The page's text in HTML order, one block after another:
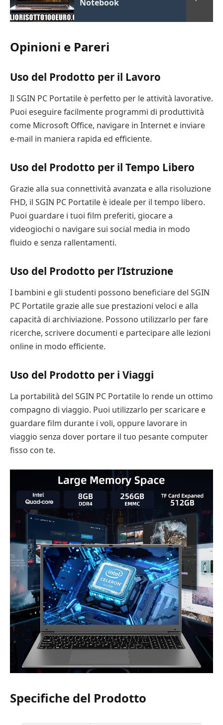
Notebook
Opinioni e Pareri
Uso del Prodotto per il Lavoro
Il SGIN PC Portatile è perfetto per le attività lavorative.
Puoi eseguire facilmente programmi di produttività
come Microsoft Office, navigare in Internet e inviare
e-mail in maniera rapida ed efficiente.
Uso del Prodotto per il Tempo Libero
Grazie alla sua connettività avanzata e alla risoluzione
FHD, il SGIN PC Portatile è ideale per il tempo libero.
Puoi guardare i tuoi film preferiti, giocare a
videogiochi o navigare sui social media in modo
fluido e senza rallentamenti.
Uso del Prodotto per l’Istruzione
I bambini e gli studenti possono beneficiare del SGIN
PC Portatile grazie alle sue prestazioni veloci e alla
capacità di archiviazione. Possono utilizzarlo per fare
ricerche, scrivere documenti e partecipare alle lezioni
online in modo efficiente.
Uso del Prodotto per i Viaggi
La portabilità del SGIN PC Portatile lo rende un ottimo
compagno di viaggio. Puoi utilizzarlo per scaricare e
guardare film durante i voli, oppure lavorare in
viaggio senza dover portare il tuo pesante computer
fisso con te.
Specifiche del Prodotto